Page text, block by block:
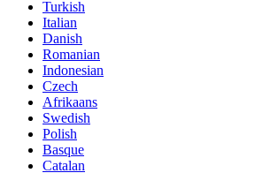
Turkish
Italian
Danish
Romanian
Indonesian
Czech
Afrikaans
Swedish
Polish
Basque
Catalan